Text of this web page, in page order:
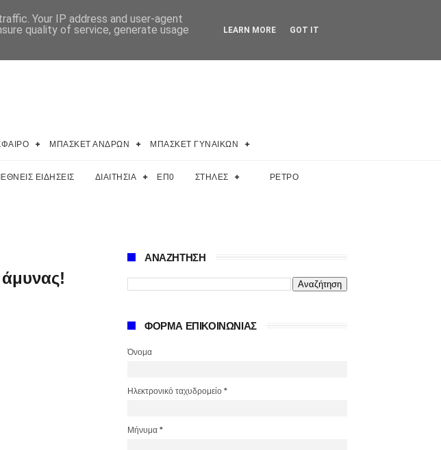
ΜΠΑΣΚΕΤ ΑΝΔΡΩΝ ΜΠΑΣΚΕΤ ΓΥΝΑΙΚΩΝ
ΕΙΔΗΣΕΙΣ ΔΙΑΙΤΗΣΙΑ ΕΠ0 ΣΤΗΛΕΣ ΡΕΤΡΟ
άμυνας!
ΑΝΑΖΗΤΗΣΗ
ΦΟΡΜΑ ΕΠΙΚΟΙΝΩΝΙΑΣ
Όνομα
Ηλεκτρονικό ταχυδρομείο *
Μήνυμα *
Your IP address and user-agent
quality of service, generate usage
LEARN MORE GOT IT